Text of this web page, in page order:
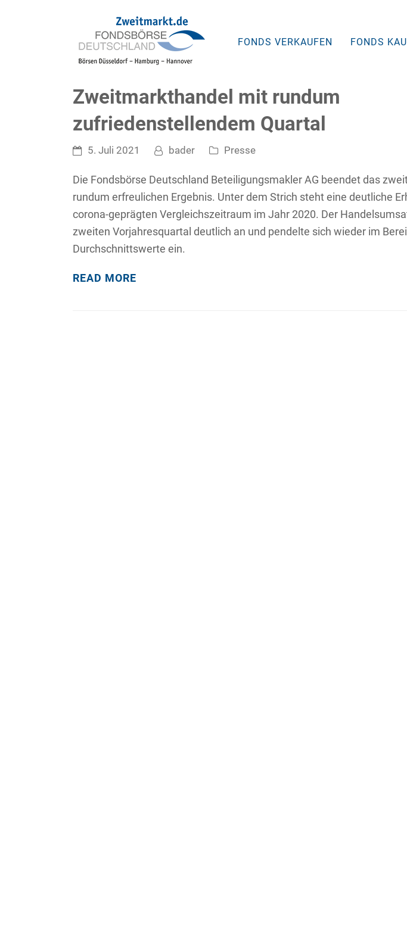
FONDS VERKAUFEN FONDS
Zweitmarkthandel mit rundum
zufriedenstellendem Quartal
5. Juli 2021 bader Presse
Die Fondsbörse Deutschland Beteiligungsmakler AG beendet das
rundum erfreulichen Ergebnis. Unter dem Strich steht eine deutliche
corona-geprägten Vergleichszeitraum im Jahr 2020. Der
zweiten Vorjahresquartal deutlich an und pendelte sich wieder im
Durchschnittswerte ein.
READ MORE